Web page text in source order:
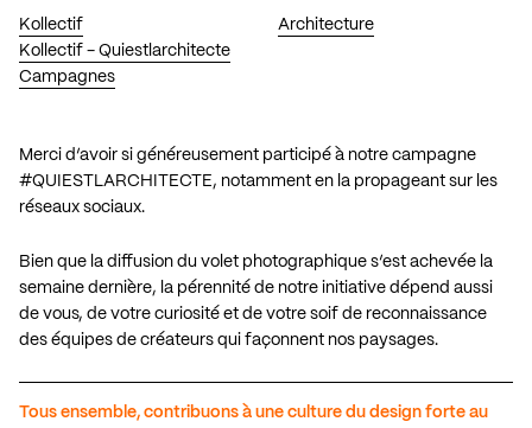
Kollectif
Kollectif - Quiestlarchitecte
Campagnes
Architecture
Merci d’avoir si généreusement participé à notre campagne
#QUIESTLARCHITECTE, notamment en la propageant sur les
réseaux sociaux.
Bien que la diffusion du volet photographique s’est achevée la
semaine dernière, la pérennité de notre initiative dépend aussi
de vous, de votre curiosité et de votre soif de reconnaissance
des équipes de créateurs qui façonnent nos paysages.
Tous ensemble, contribuons à une culture du design forte au